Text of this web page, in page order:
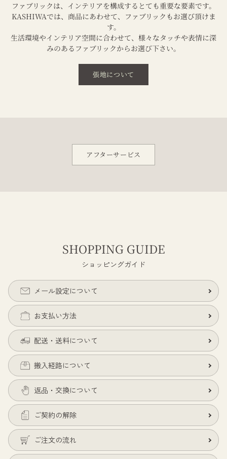
ファブリックは、インテリアを構成するとても重要な要素です。
KASHIWAでは、商品にあわせて、ファブリックもお選び頂けま
す。
生活環境やインテリア空間に合わせて、様々なタッチや表情に深
みのあるファブリックからお選び下さい。
張地について
アフターサービス
SHOPPING GUIDE
ショッピングガイド
メール設定について
お支払い方法
配送・送料について
搬入経路について
返品・交換について
ご契約の解除
ご注文の流れ